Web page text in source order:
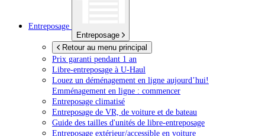
Entreposage
Entreposage
Retour au menu principal
Prix garanti pendant 1 an
Libre-entreposage à U-Haul
Louez un déménagement en ligne aujourd’hui!
Emménagement en ligne : commencer
Entreposage climatisé
Entreposage de VR, de voiture et de bateau
Guide des tailles d'unités de libre-entreposage
Entreposage extérieur/accessible en voiture